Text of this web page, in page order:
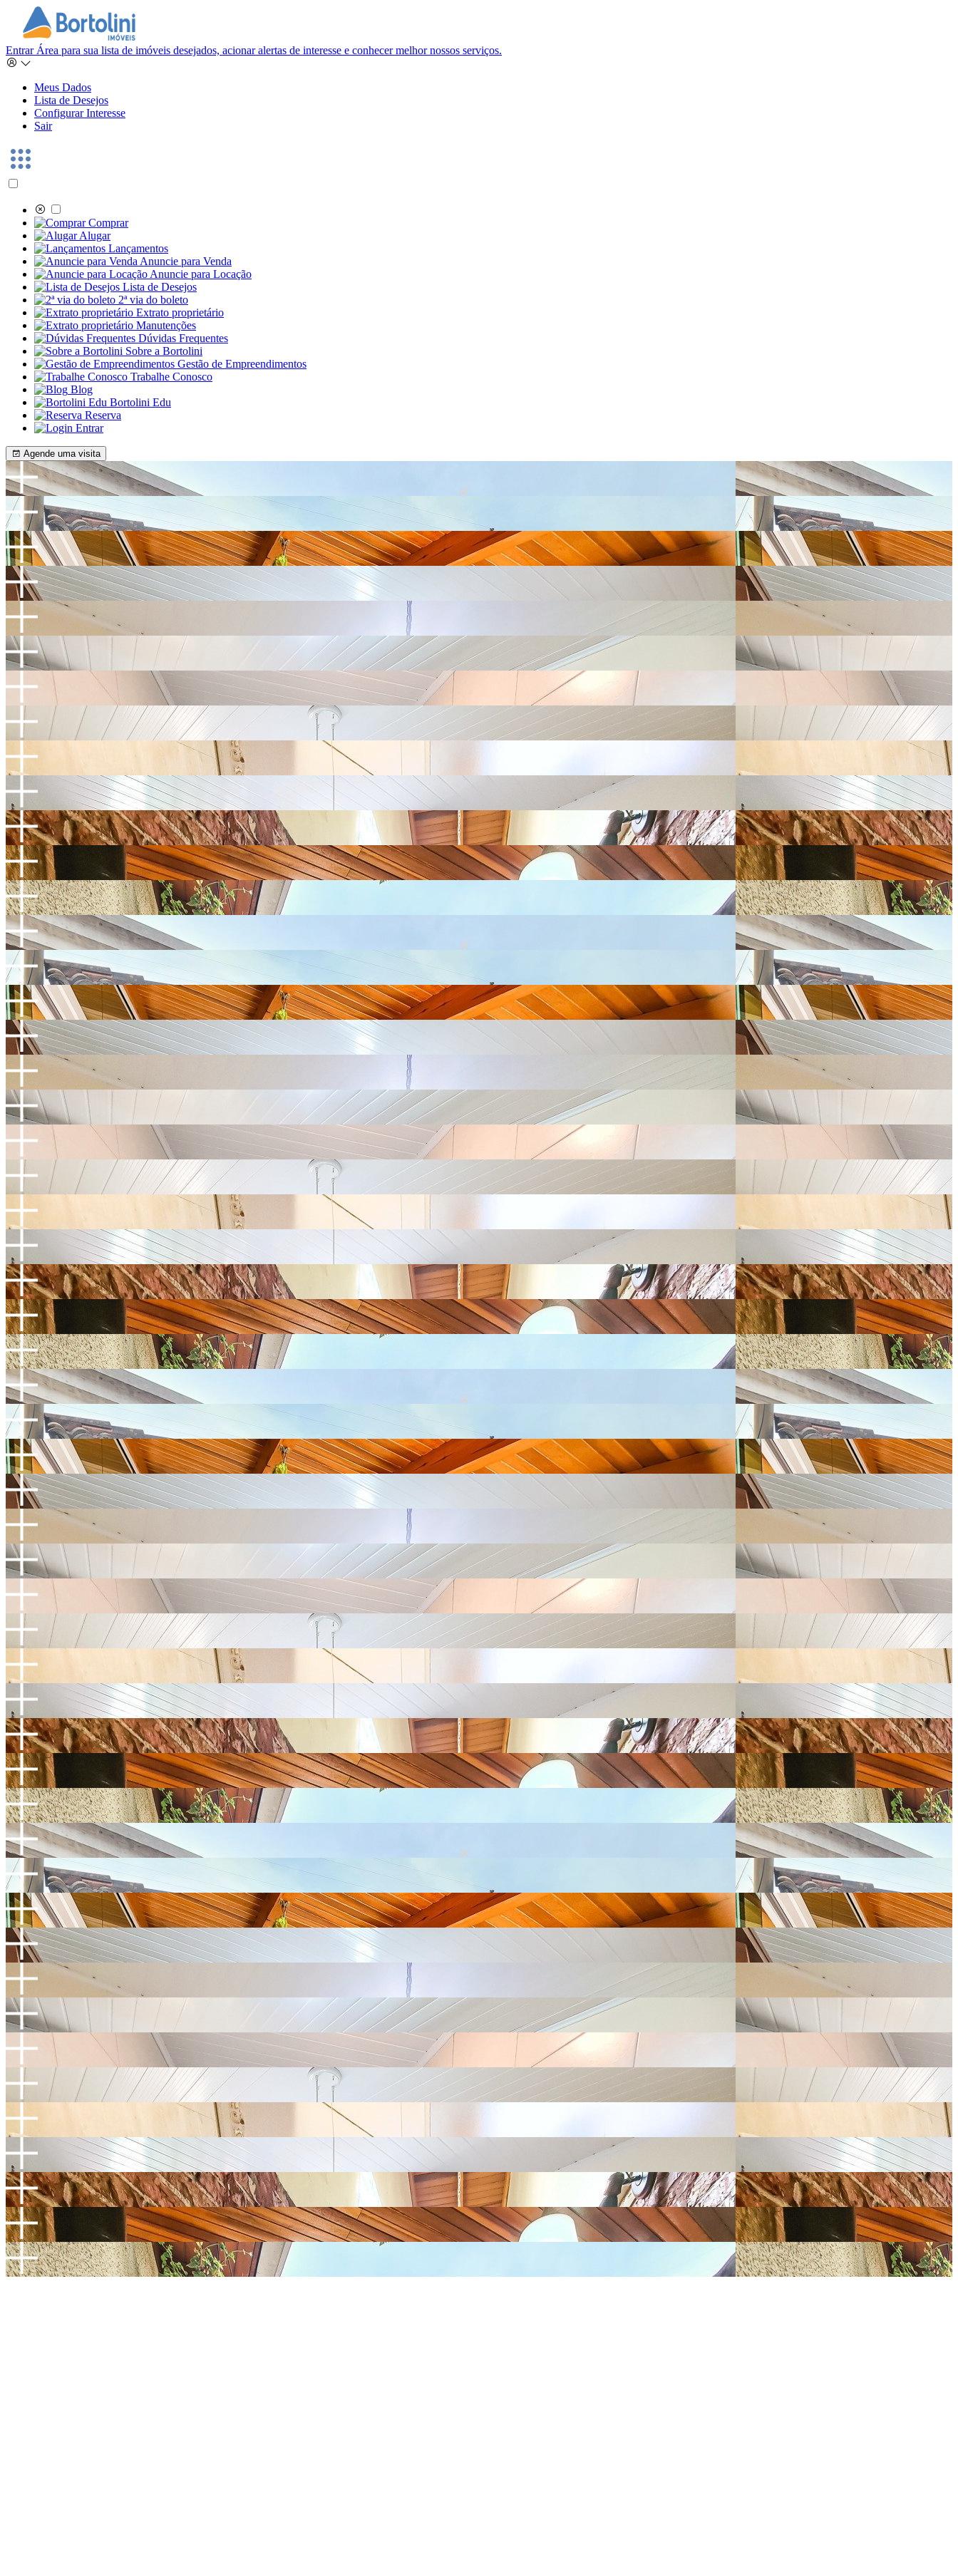
Entrar Área para sua lista de imóveis desejados, acionar alertas de interesse e conhecer melhor nossos serviços.
Meus Dados
Lista de Desejos
Configurar Interesse
Sair
Comprar
Alugar
Lançamentos
Anuncie para Venda
Anuncie para Locação
Lista de Desejos
2ª via do boleto
Extrato proprietário
Manutenções
Dúvidas Frequentes
Sobre a Bortolini
Gestão de Empreendimentos
Trabalhe Conosco
Blog
Bortolini Edu
Reserva
Entrar
Agende uma visita